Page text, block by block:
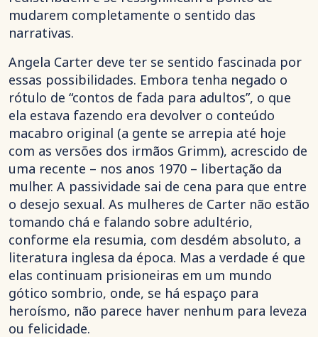
mudarem completamente o sentido das
narrativas.
Angela Carter deve ter se sentido fascinada por
essas possibilidades. Embora tenha negado o
rótulo de “contos de fada para adultos”, o que
ela estava fazendo era devolver o conteúdo
macabro original (a gente se arrepia até hoje
com as versões dos irmãos Grimm), acrescido de
uma recente – nos anos 1970 – libertação da
mulher. A passividade sai de cena para que entre
o desejo sexual. As mulheres de Carter não estão
tomando chá e falando sobre adultério,
conforme ela resumia, com desdém absoluto, a
literatura inglesa da época. Mas a verdade é que
elas continuam prisioneiras em um mundo
gótico sombrio, onde, se há espaço para
heroísmo, não parece haver nenhum para leveza
ou felicidade.